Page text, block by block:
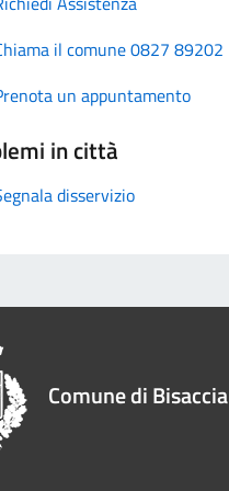
il comune 0827 89202
un appuntamento
in città
disservizio
Comune di Bisaccia